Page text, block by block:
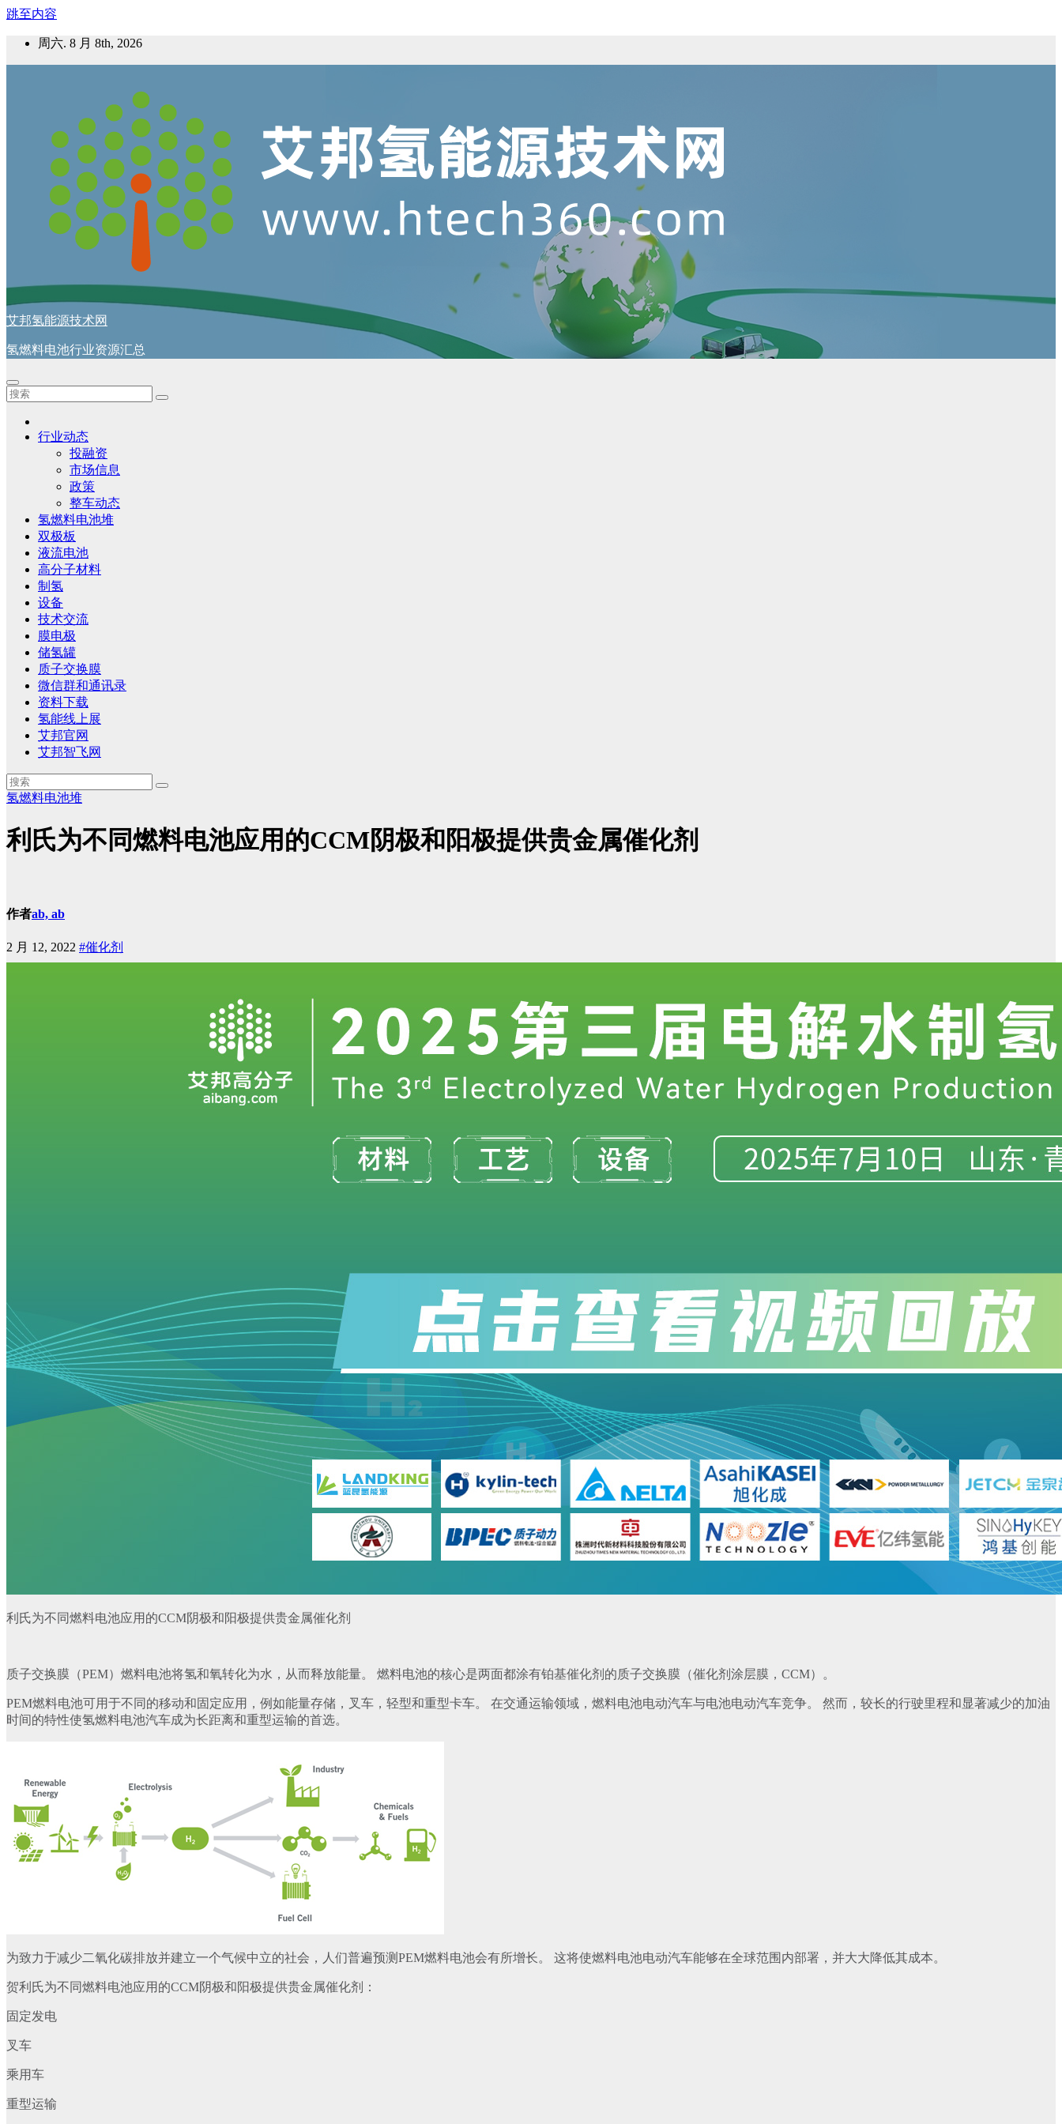
跳至内容
周六. 8 月 8th, 2026
艾邦氢能源技术网
氢燃料电池行业资源汇总
行业动态
投融资
市场信息
政策
整车动态
氢燃料电池堆
双极板
液流电池
高分子材料
制氢
设备
技术交流
膜电极
储氢罐
质子交换膜
微信群和通讯录
资料下载
氢能线上展
艾邦官网
艾邦智飞网
氢燃料电池堆
利氏为不同燃料电池应用的CCM阴极和阳极提供贵金属催化剂
作者ab, ab
2 月 12, 2022 #催化剂
利氏为不同燃料电池应用的CCM阴极和阳极提供贵金属催化剂
质子交换膜（PEM）燃料电池将氢和氧转化为水，从而释放能量。 燃料电池的核心是两面都涂有铂基催化剂的质子交换膜（催化剂涂层膜，CCM）。
PEM燃料电池可用于不同的移动和固定应用，例如能量存储，叉车，轻型和重型卡车。 在交通运输领域，燃料电池电动汽车与电池电动汽车竞争。 然而，较长的行驶里程和显著减少的加油
时间的特性使氢燃料电池汽车成为长距离和重型运输的首选。
为致力于减少二氧化碳排放并建立一个气候中立的社会，人们普遍预测PEM燃料电池会有所增长。 这将使燃料电池电动汽车能够在全球范围内部署，并大大降低其成本。
贺利氏为不同燃料电池应用的CCM阴极和阳极提供贵金属催化剂：
固定发电
叉车
乘用车
重型运输